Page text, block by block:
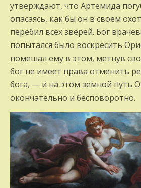
утверждают, что Артемида
опасаясь, как бы он в своем
перебил всех зверей. Бог
попытал­ся было воскресить
помешал ему в этом, метнув
бог не имеет права отменить
бога, — и на этом земной путь
окончательно и бесповоротно.